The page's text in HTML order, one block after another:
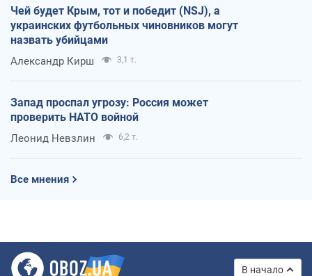
Чей будет Крым, тот и победит (NSJ), а
украинских футбольных чиновников могут
назвать убийцами
Александр Кирш 3,1 т.
Запад проспал угрозу: Россия может
проверить НАТО войной
Леонид Невзлин 6,2 т.
Все мнения
В начало